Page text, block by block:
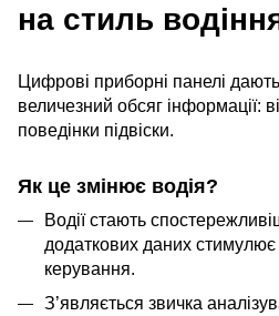
на стиль
Цифрові приборні панелі
величезний обсяг інформації:
поведінки підвіски.
Як це змінює водія?
Водії стають
додаткових даних
керування.
З’являється звичка